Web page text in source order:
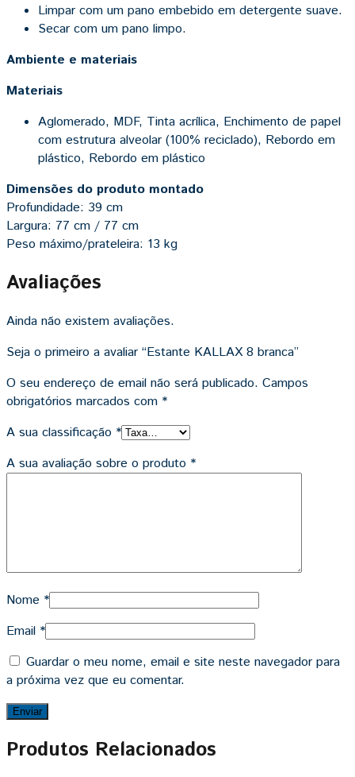
Limpar com um pano embebido em detergente suave.
Secar com um pano limpo.
Ambiente e materiais
Materiais
Aglomerado, MDF, Tinta acrílica, Enchimento de papel
com estrutura alveolar (100% reciclado), Rebordo em
plástico, Rebordo em plástico
Dimensões do produto montado
Profundidade: 39 cm
Largura: 77 cm / 77 cm
Peso máximo/prateleira: 13 kg
Avaliações
Ainda não existem avaliações.
Seja o primeiro a avaliar “Estante KALLAX 8 branca”
O seu endereço de email não será publicado. Campos
obrigatórios marcados com *
A sua classificação *
A sua avaliação sobre o produto *
Nome *
Email *
Guardar o meu nome, email e site neste navegador para
a próxima vez que eu comentar.
Produtos Relacionados